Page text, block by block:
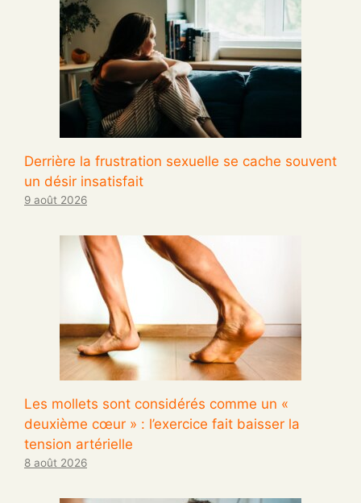
Derrière la frustration sexuelle se cache souvent
un désir insatisfait
9 août 2026
Les mollets sont considérés comme un «
deuxième cœur » : l’exercice fait baisser la
tension artérielle
8 août 2026